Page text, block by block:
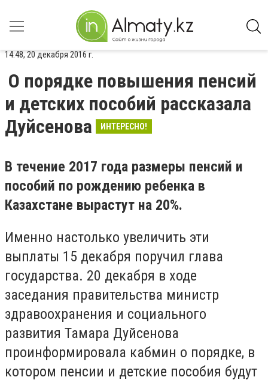
14:48, 20 декабря 2016 г.
О порядке повышения пенсий
и детских пособий рассказала
Дуйсенова
ИНТЕРЕСНО!
В течение 2017 года размеры пенсий и
пособий по рождению ребенка в
Казахстане вырастут на 20%.
Именно настолько увеличить эти
выплаты 15 декабря поручил глава
государства. 20 декабря в ходе
заседания правительства министр
здравоохранения и социального
развития Тамара Дуйсенова
проинформировала кабмин о порядке, в
котором пенсии и детские пособия будут